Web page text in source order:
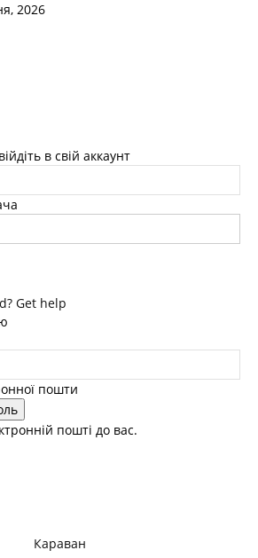
2026
в свій аккаунт
Get help
пошти
пошті до вас.
Караван